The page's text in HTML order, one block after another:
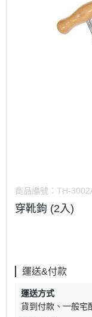
商品編號： TH-
穿靴鉤 (2入)
運送&付款
運送方式
貨到付款
一般宅